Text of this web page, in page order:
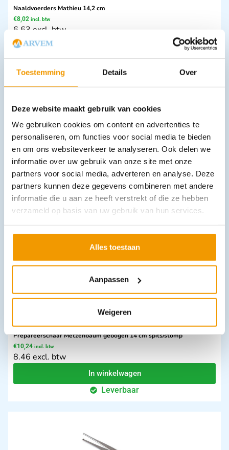
Toestemming Details Over
Deze website maakt gebruik van cookies
We gebruiken cookies om content en advertenties te
personaliseren, om functies voor social media te bieden
en om ons websiteverkeer te analyseren. Ook delen we
informatie over uw gebruik van onze site met onze
partners voor social media, adverteren en analyse. Deze
partners kunnen deze gegevens combineren met andere
informatie die u aan ze heeft verstrekt of die ze hebben
verzameld op basis van uw gebruik van hun services.
Alles toestaan
Aanpassen
Weigeren
Naaldvoerders Mathieu 14,2 cm
€8,02 incl. btw
6.63 excl. btw
Vaginaal speculum Semm
24,14 32,19 incl. btw
19.95 excl. btw
Opties bekijken
Leverbaar
Prepareerschaar Metzenbaum gebogen 14 cm spits/stomp
€10,24 incl. btw
8.46 excl. btw
In winkelwagen
Leverbaar